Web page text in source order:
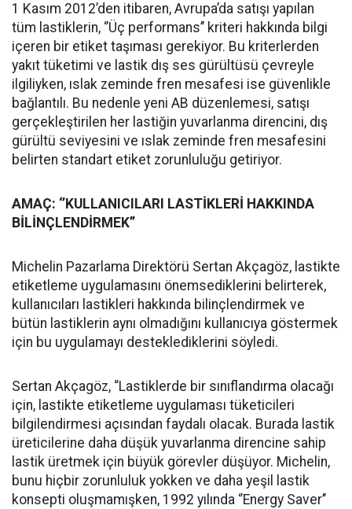
1 Kasım 2012’den itibaren, Avrupa’da satışı yapılan
tüm lastiklerin, ‘’Üç performans’’ kriteri hakkında bilgi
içeren bir etiket taşıması gerekiyor. Bu kriterlerden
yakıt tüketimi ve lastik dış ses gürültüsü çevreyle
ilgiliyken, ıslak zeminde fren mesafesi ise güvenlikle
bağlantılı. Bu nedenle yeni AB düzenlemesi, satışı
gerçekleştirilen her lastiğin yuvarlanma direncini, dış
gürültü seviyesini ve ıslak zeminde fren mesafesini
belirten standart etiket zorunluluğu getiriyor.
AMAÇ: ‘’KULLANICILARI LASTİKLERİ HAKKINDA
BİLİNÇLENDİRMEK’’
Michelin Pazarlama Direktörü Sertan Akçagöz, lastikte
etiketleme uygulamasını önemsediklerini belirterek,
kullanıcıları lastikleri hakkında bilinçlendirmek ve
bütün lastiklerin aynı olmadığını kullanıcıya göstermek
için bu uygulamayı desteklediklerini söyledi.
Sertan Akçagöz, “Lastiklerde bir sınıflandırma olacağı
için, lastikte etiketleme uygulaması tüketicileri
bilgilendirmesi açısından faydalı olacak. Burada lastik
üreticilerine daha düşük yuvarlanma direncine sahip
lastik üretmek için büyük görevler düşüyor. Michelin,
bunu hiçbir zorunluluk yokken ve daha yeşil lastik
konsepti oluşmamışken, 1992 yılında ‘’Energy Saver’’